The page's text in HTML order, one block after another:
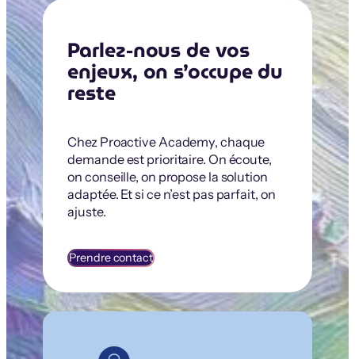
Parlez-nous de vos
enjeux, on s’occupe du
reste
Chez Proactive Academy, chaque
demande est prioritaire. On écoute,
on conseille, on propose la solution
adaptée. Et si ce n’est pas parfait, on
ajuste.
Prendre contact